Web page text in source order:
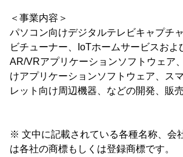
＜事業内容＞
パソコン向けデジタルテレビキャプチ
ビチューナー、IoTホームサービスおよ
AR/VRアプリケーションソフトウェア
けアプリケーションソフトウェア、ス
レット向け周辺機器、などの開発、販売
※ 文中に記載されている各種名称、会
は各社の商標もしくは登録商標です。